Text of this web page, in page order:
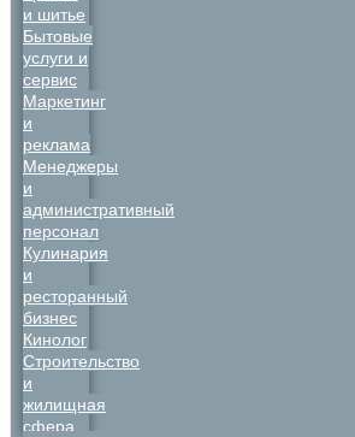
и шитье
Бытовые
услуги и
сервис
Маркетинг
и
реклама
Менеджеры
и
административный
персонал
Кулинария
и
ресторанный
бизнес
Кинолог
Строительство
и
жилищная
сфера